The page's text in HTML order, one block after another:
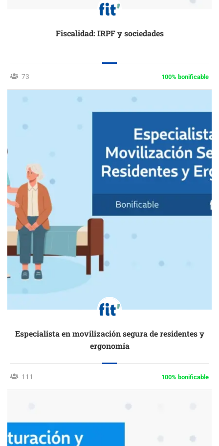
Fiscalidad: IRPF y sociedades
73 100% bonificable
Especialista en movilización segura de residentes y
ergonomía
111 100% bonificable